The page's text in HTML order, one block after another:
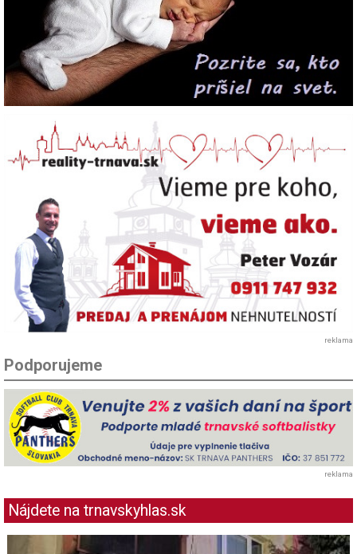
reklama
Podporujeme
reklama
Nájdete na trnavskyhlas.sk